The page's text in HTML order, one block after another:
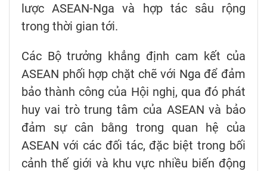
lược ASEAN-Nga và hợp tác sâu rộng
trong thời gian tới.
Các Bộ trưởng khẳng định cam kết của
ASEAN phối hợp chặt chẽ với Nga để đảm
bảo thành công của Hội nghị, qua đó phát
huy vai trò trung tâm của ASEAN và bảo
đảm sự cân bằng trong quan hệ của
ASEAN với các đối tác, đặc biệt trong bối
cảnh thế giới và khu vực nhiều biến động